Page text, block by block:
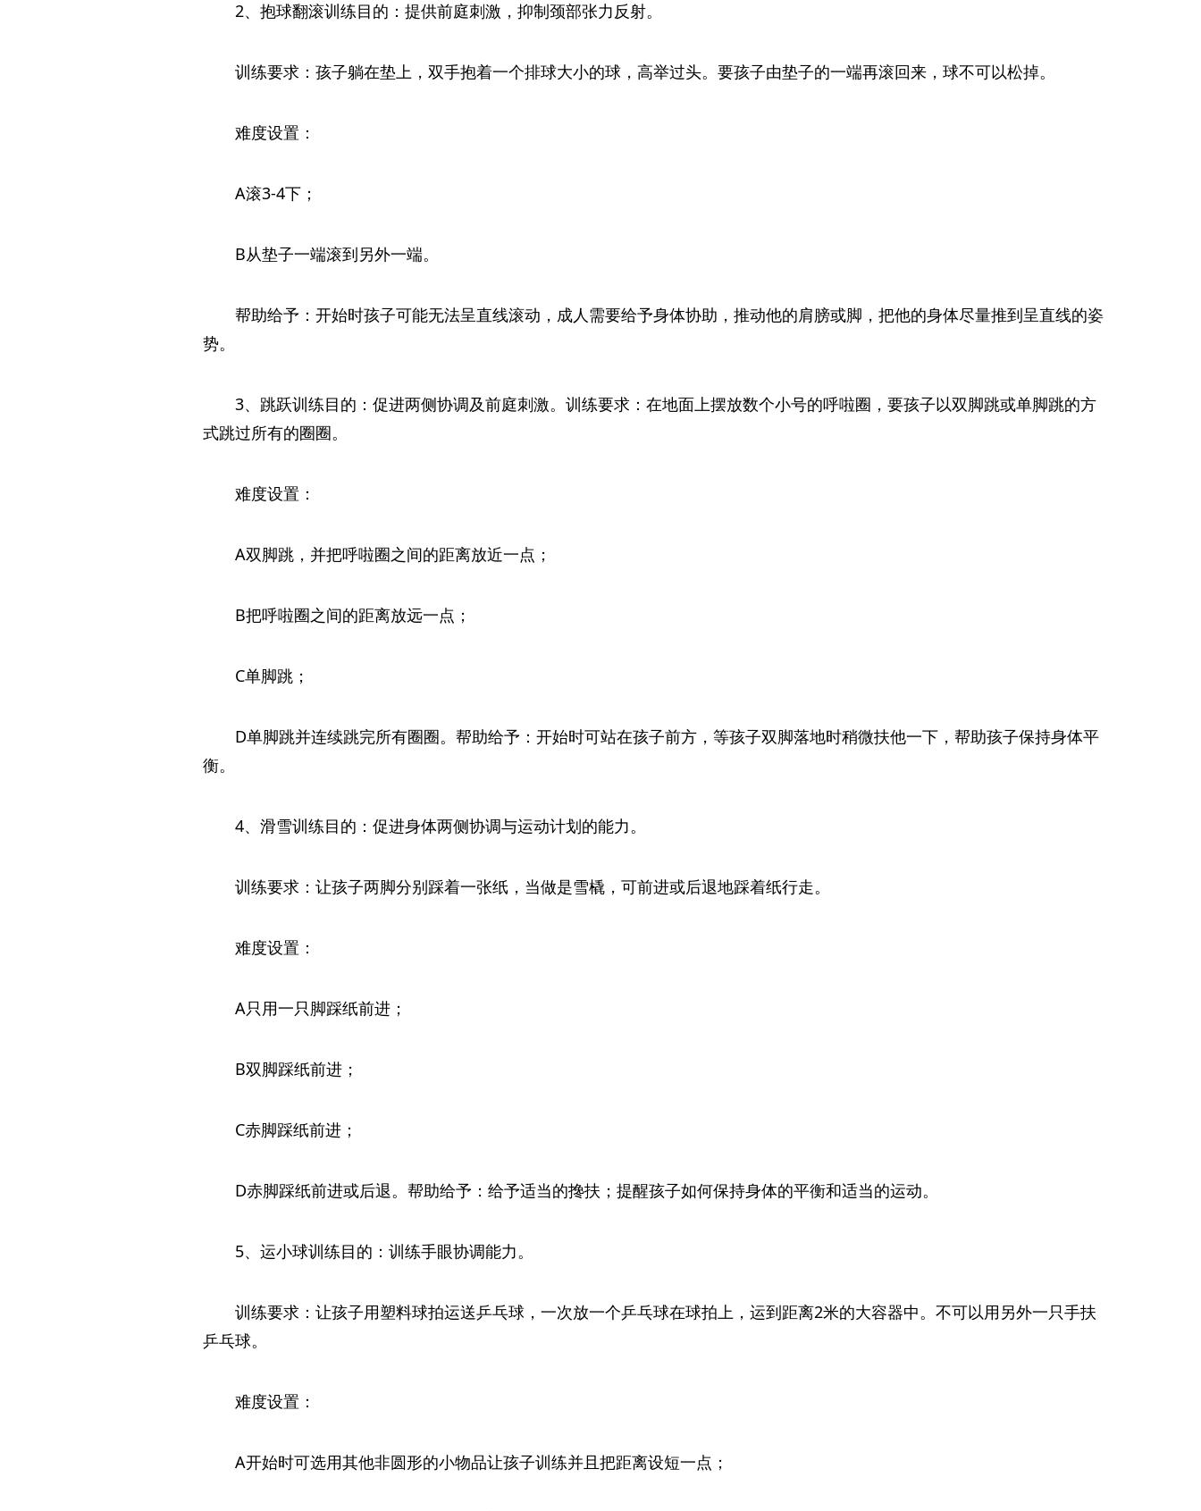
2、抱球翻滚训练目的：提供前庭刺激，抑制颈部张力反射。
训练要求：孩子躺在垫上，双手抱着一个排球大小的球，高举过头。要孩子由垫子的一端再滚回来，球不可以松掉。
难度设置：
A滚3-4下；
B从垫子一端滚到另外一端。
帮助给予：开始时孩子可能无法呈直线滚动，成人需要给予身体协助，推动他的肩膀或脚，把他的身体尽量推到呈直线的姿
势。
3、跳跃训练目的：促进两侧协调及前庭刺激。训练要求：在地面上摆放数个小号的呼啦圈，要孩子以双脚跳或单脚跳的方
式跳过所有的圈圈。
难度设置：
A双脚跳，并把呼啦圈之间的距离放近一点；
B把呼啦圈之间的距离放远一点；
C单脚跳；
D单脚跳并连续跳完所有圈圈。帮助给予：开始时可站在孩子前方，等孩子双脚落地时稍微扶他一下，帮助孩子保持身体平
衡。
4、滑雪训练目的：促进身体两侧协调与运动计划的能力。
训练要求：让孩子两脚分别踩着一张纸，当做是雪橇，可前进或后退地踩着纸行走。
难度设置：
A只用一只脚踩纸前进；
B双脚踩纸前进；
C赤脚踩纸前进；
D赤脚踩纸前进或后退。帮助给予：给予适当的搀扶；提醒孩子如何保持身体的平衡和适当的运动。
5、运小球训练目的：训练手眼协调能力。
训练要求：让孩子用塑料球拍运送乒乓球，一次放一个乒乓球在球拍上，运到距离2米的大容器中。不可以用另外一只手扶
乒乓球。
难度设置：
A开始时可选用其他非圆形的小物品让孩子训练并且把距离设短一点；